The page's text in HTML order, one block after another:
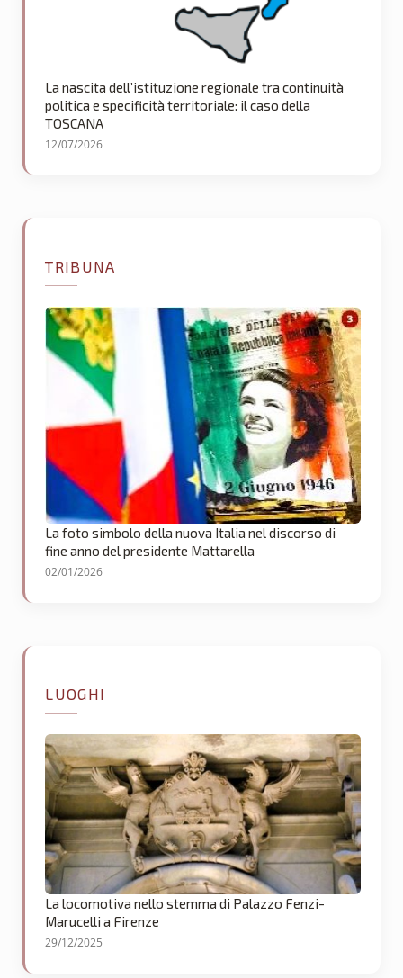
La nascita dell’istituzione regionale tra continuità
politica e specificità territoriale: il caso della
TOSCANA
12/07/2026
TRIBUNA
La foto simbolo della nuova Italia nel discorso di
fine anno del presidente Mattarella
02/01/2026
LUOGHI
La locomotiva nello stemma di Palazzo Fenzi-
Marucelli a Firenze
29/12/2025